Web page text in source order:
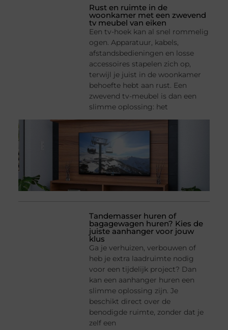
Rust en ruimte in de
woonkamer met een zwevend
tv meubel van eiken
Een tv-hoek kan al snel rommelig
ogen. Apparatuur, kabels,
afstandsbedieningen en losse
accessoires stapelen zich op,
terwijl je juist in de woonkamer
behoefte hebt aan rust. Een
zwevend tv-meubel is dan een
slimme oplossing: het
Tandemasser huren of
bagagewagen huren? Kies de
juiste aanhanger voor jouw
klus
Ga je verhuizen, verbouwen of
heb je extra laadruimte nodig
voor een tijdelijk project? Dan
kan een aanhanger huren een
slimme oplossing zijn. Je
beschikt direct over de
benodigde ruimte, zonder dat je
zelf een